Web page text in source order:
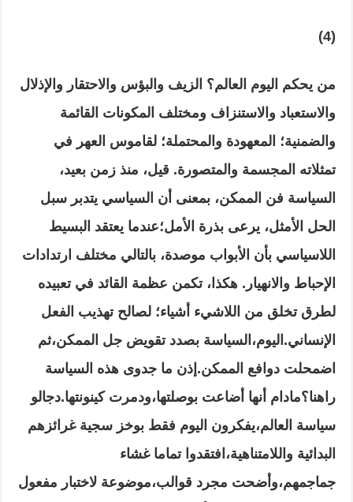
(4)
من يحكم اليوم العالم؟ الزيف والبؤس والاحتقار والإذلال
والاستعباد والاستنزاف ومختلف المكونات القائمة
والضمنية؛ المعهودة والمحتملة؛ لقاموس العهر في
تمثلاته المجسمة والمتصورة. قيل، منذ زمن بعيد،
السياسة فن الممكن، بمعنى أن السياسي يتدبر سبل
الحل الأمثل، يرعى بذرة الأمل؛عندما يعتقد البسيط
اللاسياسي بأن الأبواب موصدة، بالتالي مختلف ارتدادات
الإحباط والانهيار . هكذا، تكمن عظمة القائد في تعبيده
لطرق تخلق من اللاشيء أشياء؛لصالح تهذيب الفعل
الإنساني. اليوم،السياسة بصدد تقويض جل الممكن،ثم
اضمحلت دوافع الممكن. إذن ما جدوى هذه السياسة
راهنا؟مادام أنها أضاعت بوصلتها،ودمرت كينونتها.دجالو
سياسة العالم،يفكرون اليوم فقط بوخز سجية غرائزهم
البدائية واللامتناهية،افتقدوا تماما غشاء
جماجمهم،وأضحت مجرد قوالب،موضوعة لاختبار مفعول